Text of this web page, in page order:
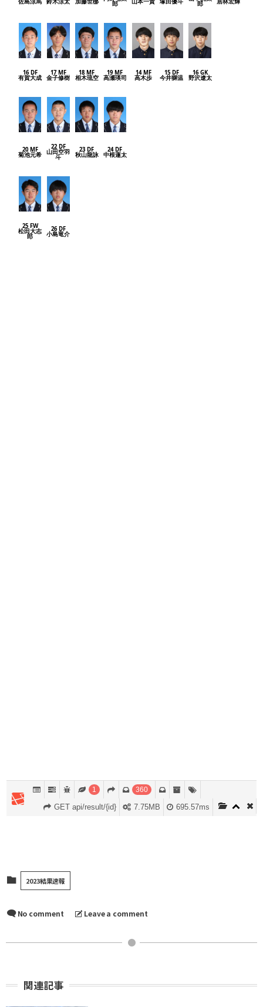
2023結果速報
No comment Leave a comment
関連記事